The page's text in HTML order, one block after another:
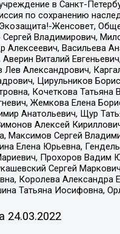
в Санкт-
по сохранению
Женсовет,
Владимирович,
Васильева
Виталий
Александрович,
Цирульников
Кочеткова Татьяна
Жемкова Елена
Анатольевич, Щур
Алексей
Сергей
Елена Юрьевна,
Прохоров Вадим
Сергей
Королева Александра
Татьяна Иосифовна,
24.03.2022